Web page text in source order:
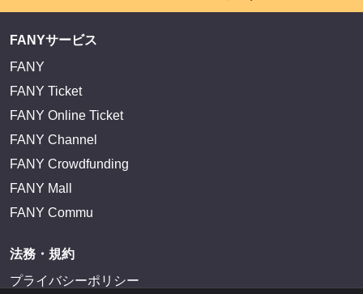
FANYサービス
FANY
FANY Ticket
FANY Online Ticket
FANY Channel
FANY Crowdfunding
FANY Mall
FANY Commu
法務・規約
プライバシーポリシー